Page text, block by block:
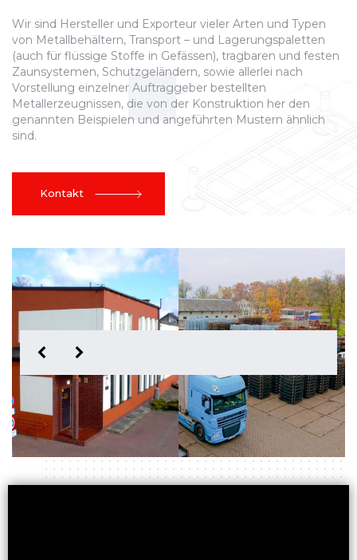
Wir sind Hersteller und Exporteur vieler Arten und Typen
von Metallbehältern, Transport – und Lagerungspaletten
(auch für flüssige Stoffe in Gefässen), tragbaren und festen
Zaunsystemen, Schutzgeländern, sowie allerlei nach
Vorstellung einzelner Auftraggeber bestellten
Metallerzeugnissen, die von der Konstruktion her den
genannten Beispielen und angeführten Mustern ähnlich
sind.
Kontakt